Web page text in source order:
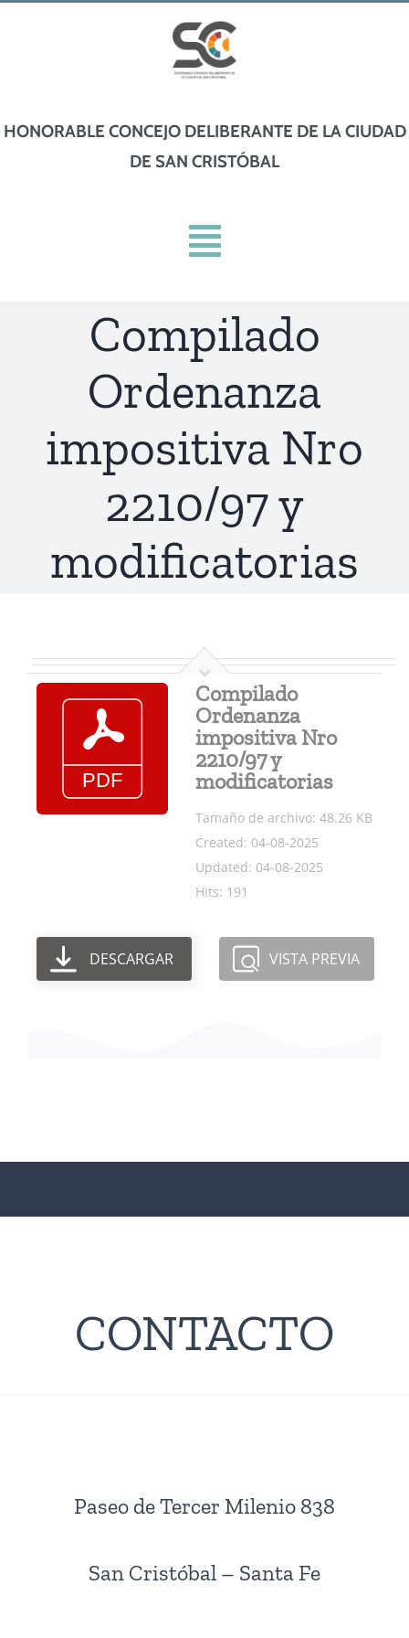
HONORABLE CONCEJO DELIBERANTE DE LA CIUDAD
DE SAN CRISTÓBAL
Toggle
Navigation
INSTITUCIONAL
AUTORIDADES
COMISIONES
ACTIVIDAD LEGISLATIVA
ORDEN DEL DÍA
PARTE DE PRENSA
NOTICIAS
DOCUMENTOS
Compilado
Ordenanza
impositiva Nro
2210/97 y
modificatorias
Compilado
Ordenanza
impositiva Nro
2210/97 y
modificatorias
Tamaño de archivo: 48.26 KB
Created: 04-08-2025
Updated: 04-08-2025
Hits: 191
DESCARGAR VISTA PREVIA
CONTACTO
Paseo de Tercer Milenio 838
San Cristóbal – Santa Fe